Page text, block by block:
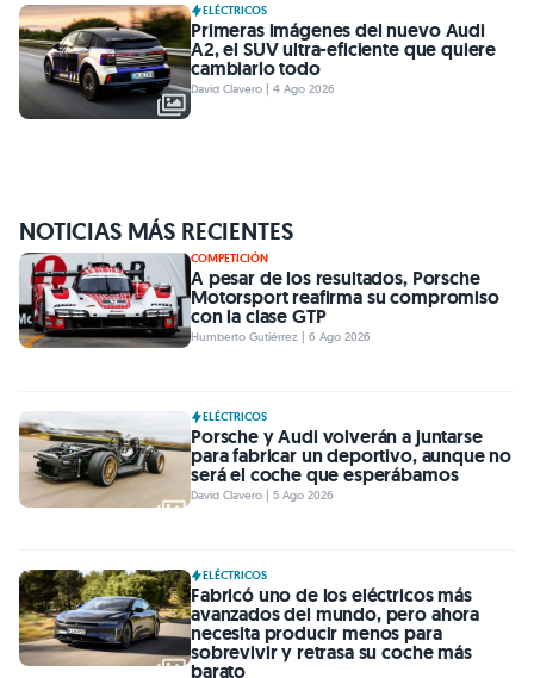
ELÉCTRICOS
Primeras imágenes del nuevo Audi
A2, el SUV ultra-eficiente que quiere
cambiarlo todo
David Clavero | 4 Ago 2026
NOTICIAS MÁS RECIENTES
COMPETICIÓN
A pesar de los resultados, Porsche
Motorsport reafirma su compromiso
con la clase GTP
Humberto Gutiérrez | 6 Ago 2026
ELÉCTRICOS
Porsche y Audi volverán a juntarse
para fabricar un deportivo, aunque no
será el coche que esperábamos
David Clavero | 5 Ago 2026
ELÉCTRICOS
Fabricó uno de los eléctricos más
avanzados del mundo, pero ahora
necesita producir menos para
sobrevivir y retrasa su coche más
barato